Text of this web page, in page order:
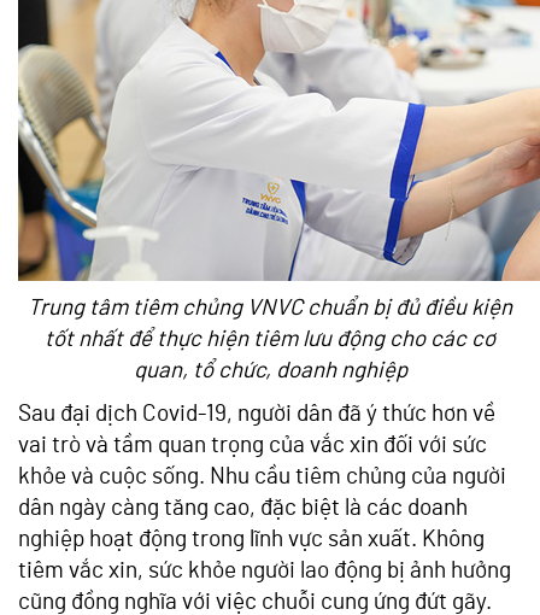
Trung tâm tiêm chủng VNVC chuẩn bị đủ điều kiện
tốt nhất để thực hiện tiêm lưu động cho các cơ
quan, tổ chức, doanh nghiệp
Sau đại dịch Covid-19, người dân đã ý thức hơn về
vai trò và tầm quan trọng của vắc xin đối với sức
khỏe và cuộc sống. Nhu cầu tiêm chủng của người
dân ngày càng tăng cao, đặc biệt là các doanh
nghiệp hoạt động trong lĩnh vực sản xuất. Không
tiêm vắc xin, sức khỏe người lao động bị ảnh hưởng
cũng đồng nghĩa với việc chuỗi cung ứng đứt gãy.